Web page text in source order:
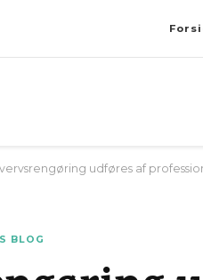
udføres af
BLOG